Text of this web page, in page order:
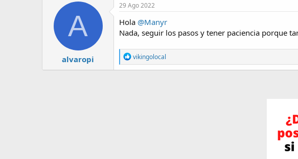
A
alvaropi
29 Ago 2022
Hola @Manyr
Nada, seguir los pasos y tener paciencia porque
R
e
a
vikingolocal